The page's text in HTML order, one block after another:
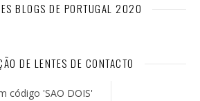
BLOGS DE PORTUGAL 2020
DE LENTES DE CONTACTO
código 'SAO DOIS'